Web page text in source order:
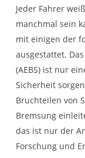
Jeder Fahrer
manchmal sein
mit einigen der
ausgestattet.
(AEBS) ist nur
Sicherheit
Bruchteilen von
Bremsung
das ist nur der
Forschung und